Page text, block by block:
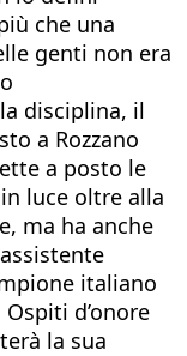
che una
genti non era
disciplina, il
a Rozzano
a posto le
luce oltre alla
ma ha anche
italiano
d’onore
la sua